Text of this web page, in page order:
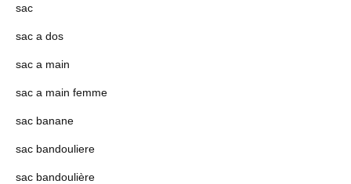
sac
sac a dos
sac a main
sac a main femme
sac banane
sac bandouliere
sac bandoulière